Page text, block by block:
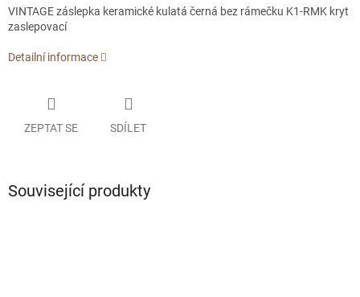
VINTAGE záslepka keramické kulatá černá bez rámečku K1-RMK kryt
zaslepovací
Detailní informace
ZEPTAT SE SDÍLET
Související produkty